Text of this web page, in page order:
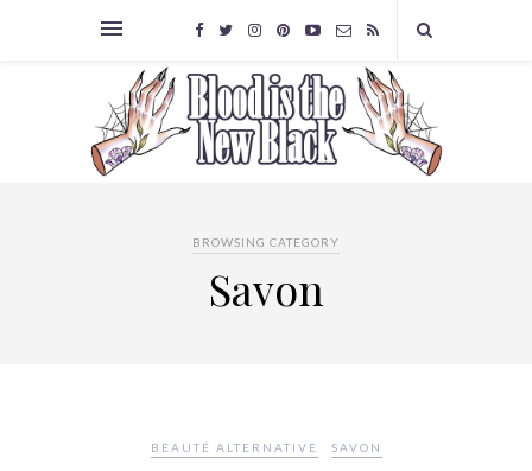
BROWSING CATEGORY
Savon
BEAUTÉ ALTERNATIVE SAVON